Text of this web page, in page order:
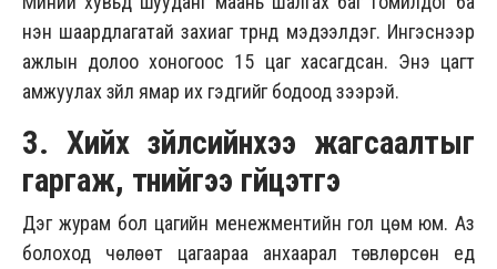
нэн шаардлагатай захиаг түрүүнд мэдээлдэг. Ингэснээр
ажлын долоо хоногоос 15 цаг хасагдсан. Энэ цагт
амжуулах зүйл ямар их гэдгийг бодоод үзээрэй.
3. Хийх зүйлсийнхээ жагсаалтыг
гаргаж, түүнийгээ гүйцэтгэ
Дэг журам бол цагийн менежментийн гол цөм юм. Аз
болоход чөлөөт цагаараа анхаарал төвлөрсөн үед